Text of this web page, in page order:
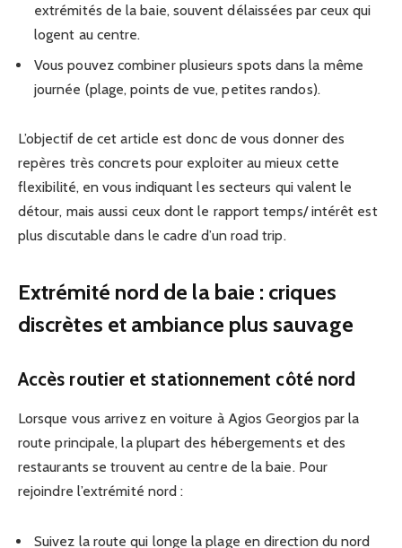
extrémités de la baie, souvent délaissées par ceux qui
logent au centre.
Vous pouvez combiner plusieurs spots dans la même
journée (plage, points de vue, petites randos).
L’objectif de cet article est donc de vous donner des
repères très concrets pour exploiter au mieux cette
flexibilité, en vous indiquant les secteurs qui valent le
détour, mais aussi ceux dont le rapport temps/ intérêt est
plus discutable dans le cadre d’un road trip.
Extrémité nord de la baie : criques
discrètes et ambiance plus sauvage
Accès routier et stationnement côté nord
Lorsque vous arrivez en voiture à Agios Georgios par la
route principale, la plupart des hébergements et des
restaurants se trouvent au centre de la baie. Pour
rejoindre l’extrémité nord :
Suivez la route qui longe la plage en direction du nord